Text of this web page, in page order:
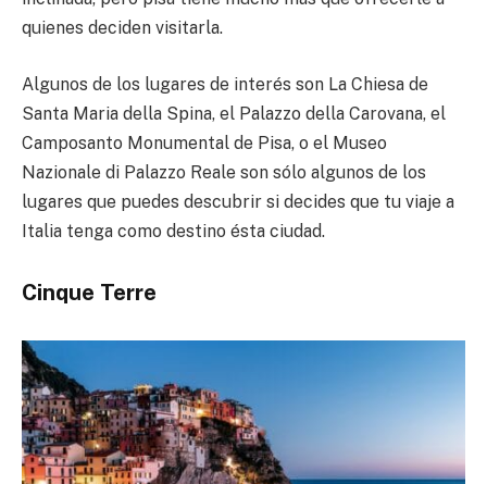
quienes deciden visitarla.
Algunos de los lugares de interés son La Chiesa de
Santa Maria della Spina, el Palazzo della Carovana, el
Camposanto Monumental de Pisa, o el Museo
Nazionale di Palazzo Reale son sólo algunos de los
lugares que puedes descubrir si decides que tu viaje a
Italia tenga como destino ésta ciudad.
Cinque Terre